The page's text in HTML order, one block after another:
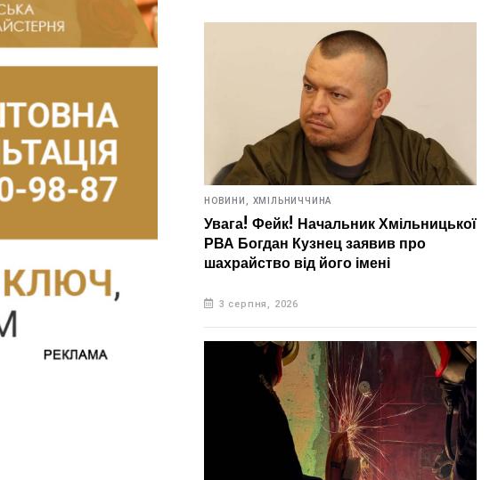
НОВИНИ, ХМІЛЬНИЧЧИНА
Увага! Фейк! Начальник Хмільницької
РВА Богдан Кузнец заявив про
шахрайство від його імені
3 серпня, 2026